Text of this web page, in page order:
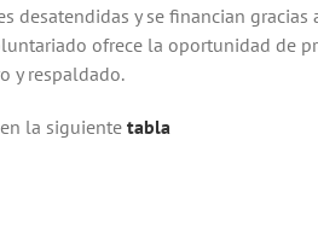
y se financian gracias
ofrece la oportunidad de
y respaldado.
la siguiente tabla